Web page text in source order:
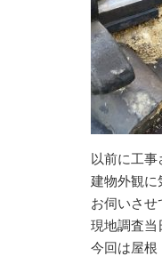
以前に工
建物外観に
お伺いさせ
現地調査当
今回は屋根